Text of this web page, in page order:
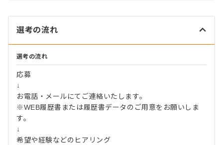
選考の流れ
選考の流れ
応募
↓
お電話・メールにてご連絡いたします。
※WEB履歴書または履歴書データのご用意をお願いしま
す。
↓
希望や経験などのヒアリング